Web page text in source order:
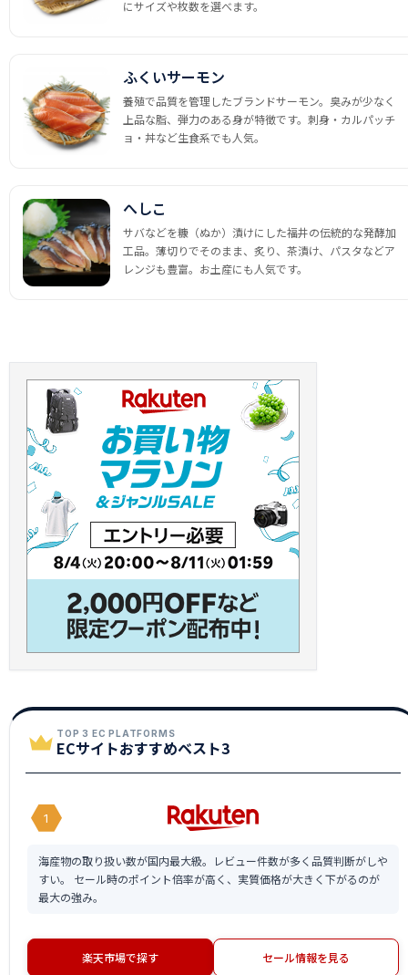
にサイズや枚数を選べます。
ふくいサーモン
養殖で品質を管理したブランドサーモン。臭みが少なく
上品な脂、弾力のある身が特徴です。刺身・カルパッチ
ョ・丼など生食系でも人気。
へしこ
サバなどを糠（ぬか）漬けにした福井の伝統的な発酵加
工品。薄切りでそのまま、炙り、茶漬け、パスタなどア
レンジも豊富。お土産にも人気です。
TOP 3 EC PLATFORMS
ECサイトおすすめベスト3
1
海産物の取り扱い数が国内最大級。レビュー件数が多く品質判断がしや
すい。 セール時のポイント倍率が高く、実質価格が大きく下がるのが
最大の強み。
楽天市場で探す セール情報を見る